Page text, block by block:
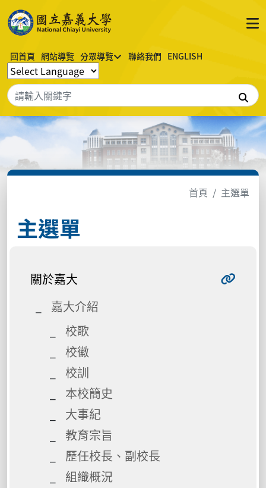
回首頁 網站導覽 分眾導覽 聯絡我們 ENGLISH
搜尋
首頁 主選單
主選單
關於嘉大
嘉大介紹
校歌
校徽
校訓
本校簡史
大事紀
教育宗旨
歷任校長、副校長
組織概況